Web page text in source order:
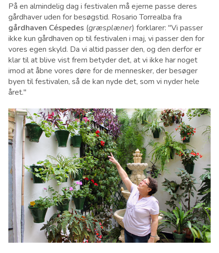
På en almindelig dag i festivalen må ejerne passe deres
gårdhaver uden for besøgstid. Rosario Torrealba fra
gårdhaven Céspedes (græsplæner) forklarer: "Vi passer
ikke kun gårdhaven op til festivalen i maj, vi passer den for
vores egen skyld. Da vi altid passer den, og den derfor er
klar til at blive vist frem betyder det, at vi ikke har noget
imod at åbne vores døre for de mennesker, der besøger
byen til festivalen, så de kan nyde det, som vi nyder hele
året."